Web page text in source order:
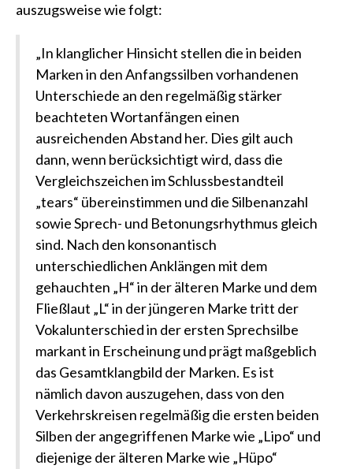
auszugsweise wie folgt:
„In klanglicher Hinsicht stellen die in beiden
Marken in den Anfangssilben vorhandenen
Unterschiede an den regelmäßig stärker
beachteten Wortanfängen einen
ausreichenden Abstand her. Dies gilt auch
dann, wenn berücksichtigt wird, dass die
Vergleichszeichen im Schlussbestandteil
„tears“ übereinstimmen und die Silbenanzahl
sowie Sprech- und Betonungsrhythmus gleich
sind. Nach den konsonantisch
unterschiedlichen Anklängen mit dem
gehauchten „H“ in der älteren Marke und dem
Fließlaut „L“ in der jüngeren Marke tritt der
Vokalunterschied in der ersten Sprechsilbe
markant in Erscheinung und prägt maßgeblich
das Gesamtklangbild der Marken. Es ist
nämlich davon auszugehen, dass von den
Verkehrskreisen regelmäßig die ersten beiden
Silben der angegriffenen Marke wie „Lipo“ und
diejenige der älteren Marke wie „Hüpo“